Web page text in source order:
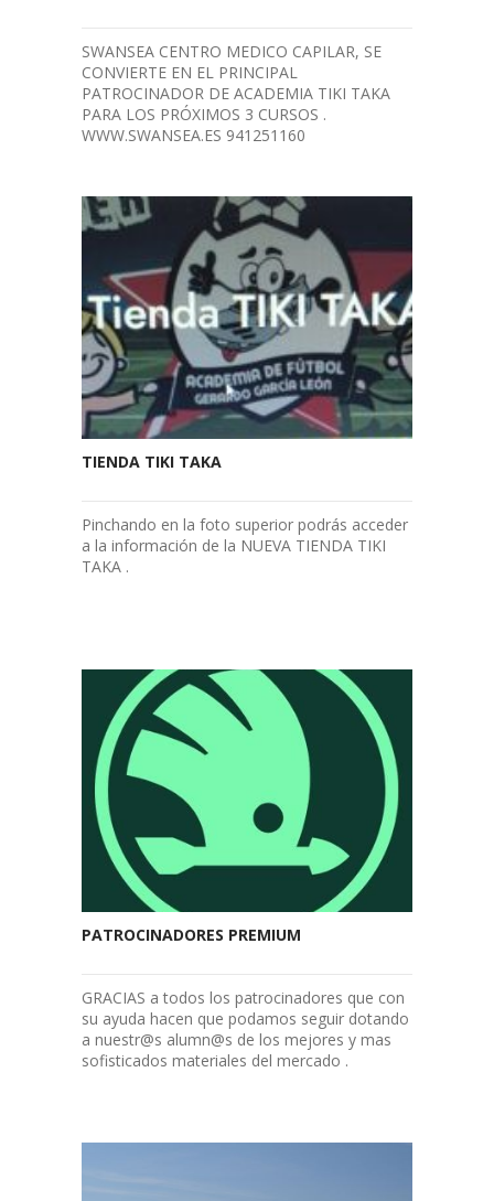
SWANSEA CENTRO MEDICO CAPILAR, SE
CONVIERTE EN EL PRINCIPAL
PATROCINADOR DE ACADEMIA TIKI TAKA
PARA LOS PRÓXIMOS 3 CURSOS .
WWW.SWANSEA.ES 941251160
TIENDA TIKI TAKA
Pinchando en la foto superior podrás acceder
a la información de la NUEVA TIENDA TIKI
TAKA .
PATROCINADORES PREMIUM
GRACIAS a todos los patrocinadores que con
su ayuda hacen que podamos seguir dotando
a nuestr@s alumn@s de los mejores y mas
sofisticados materiales del mercado .